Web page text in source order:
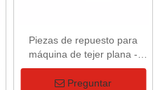
Piezas de repuesto para
máquina de tejer plana -
Manguitos de goma para
rodillo de posición alta
Preguntar